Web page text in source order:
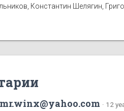
Константин Шелягин,
· 12